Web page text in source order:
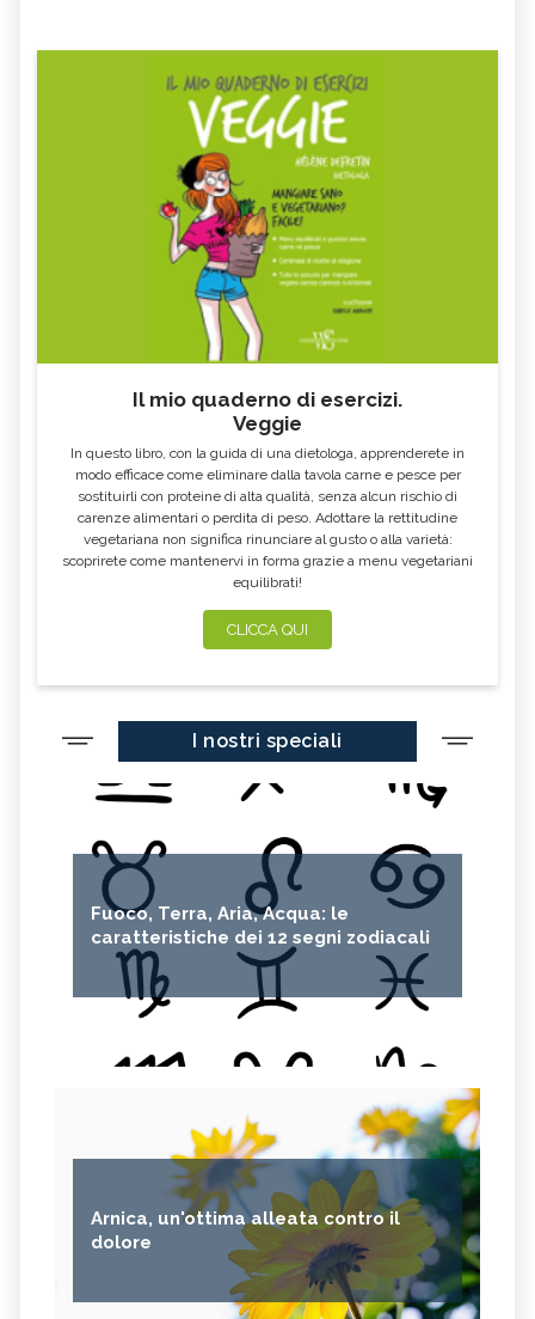
Il mio quaderno di esercizi.
Veggie
In questo libro, con la guida di una dietologa, apprenderete in
modo efficace come eliminare dalla tavola carne e pesce per
sostituirli con proteine di alta qualità, senza alcun rischio di
carenze alimentari o perdita di peso. Adottare la rettitudine
vegetariana non significa rinunciare al gusto o alla varietà:
scoprirete come mantenervi in forma grazie a menu vegetariani
equilibrati!
CLICCA QUI
I nostri speciali
Fuoco, Terra, Aria, Acqua: le
caratteristiche dei 12 segni zodiacali
Arnica, un'ottima alleata contro il
dolore